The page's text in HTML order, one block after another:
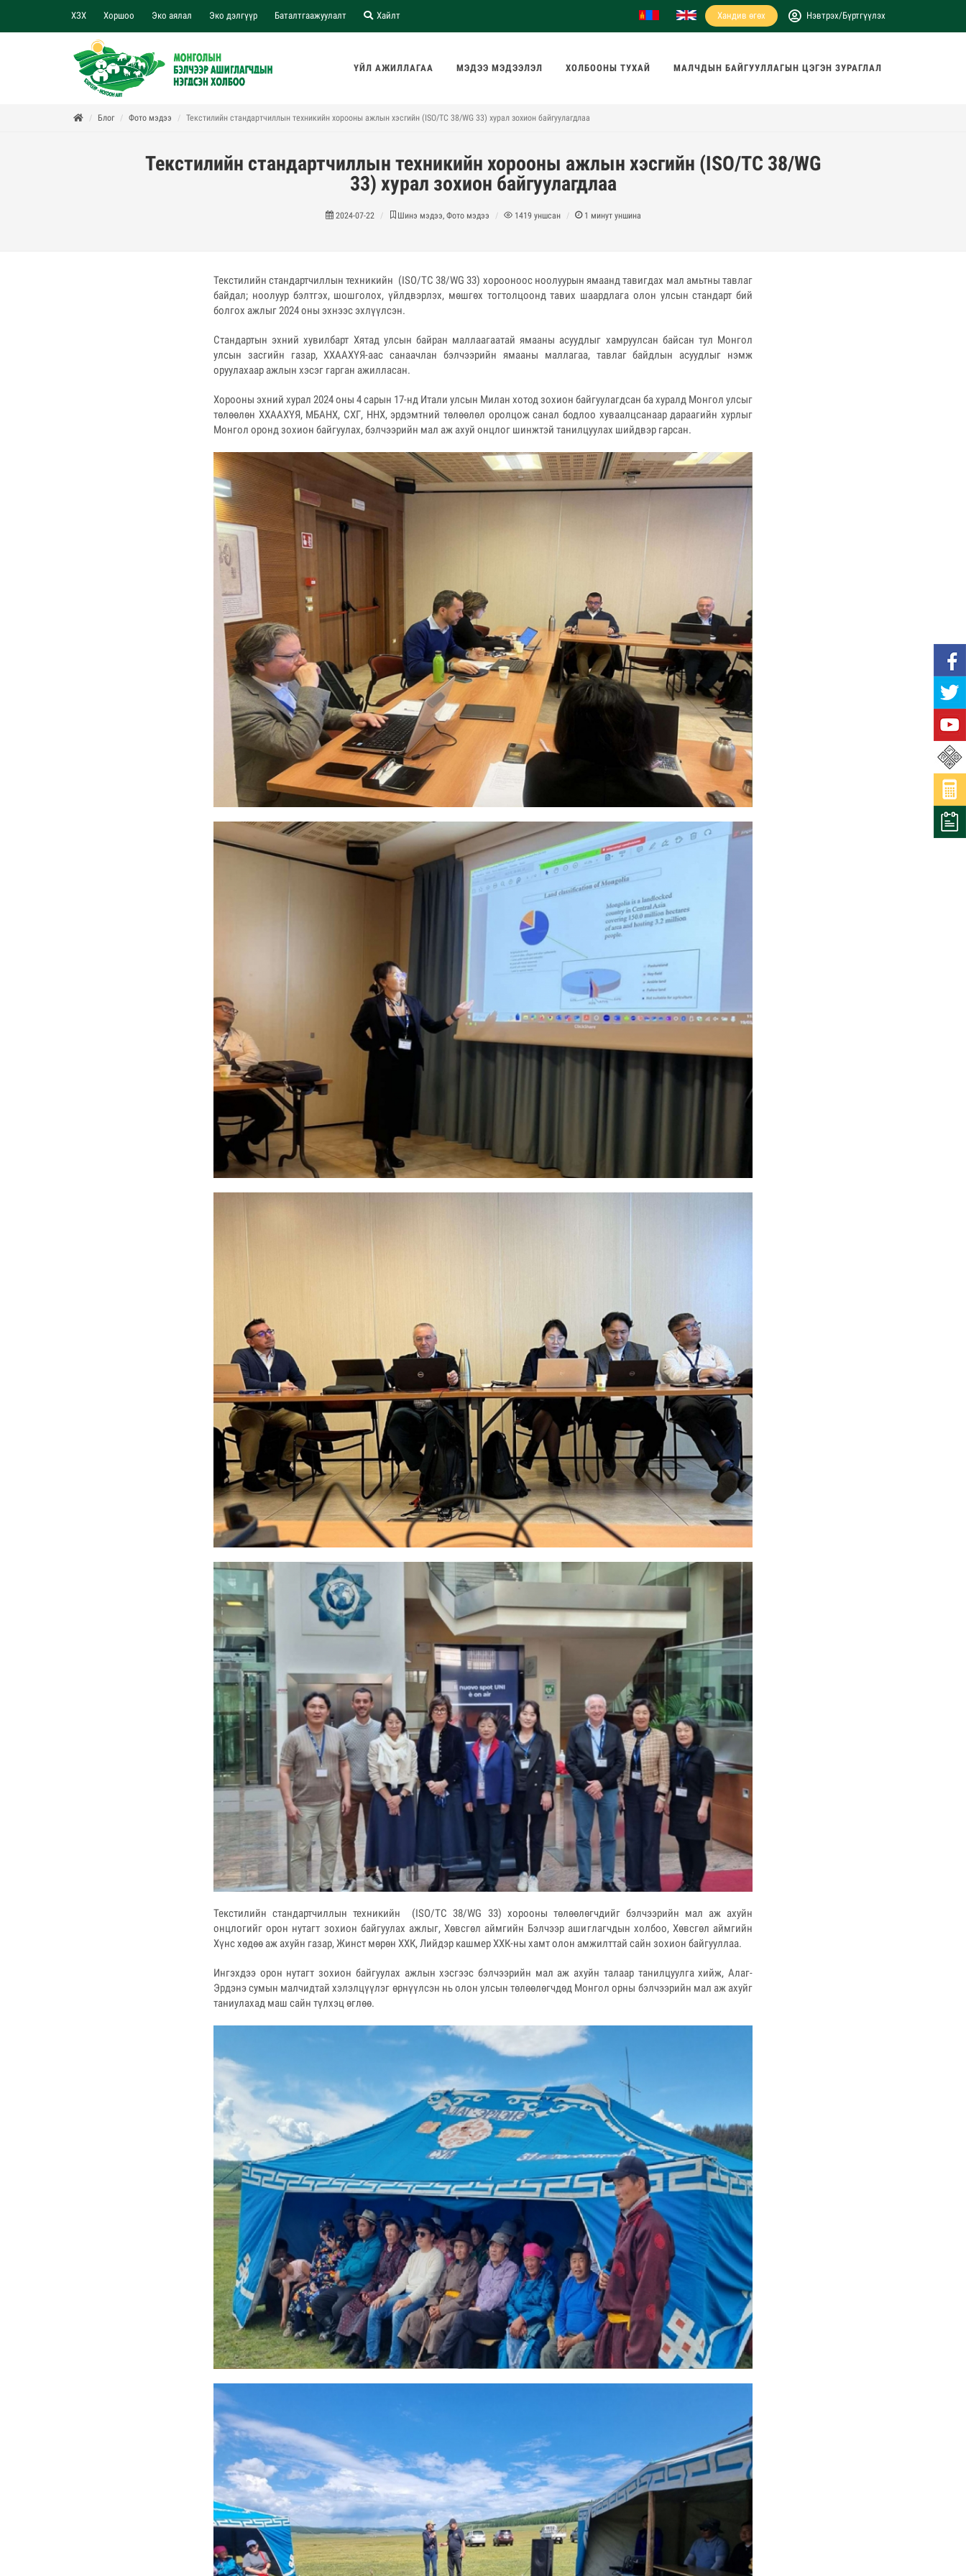
ХЗХ Хоршоо Эко аялал Эко дэлгүүр Баталтгаажуулалт Хайлт Хандив өгөх Нэвтрэх/Бүртгүүлэх
ҮЙЛ АЖИЛЛАГАА МЭДЭЭ МЭДЭЭЛЭЛ ХОЛБООНЫ ТУХАЙ МАЛЧДЫН БАЙГУУЛЛАГЫН ЦЭГЭН ЗУРАГЛАЛ
Блог Фото мэдээ Текстилийн стандартчиллын техникийн хорооны ажлын хэсгийн (ISO/TC 38/WG 33) хурал зохион байгуулагдлаа
Текстилийн стандартчиллын техникийн хорооны ажлын хэсгийн (ISO/TC 38/WG
33) хурал зохион байгуулагдлаа
2024-07-22 Шинэ мэдээ, Фото мэдээ 1419 уншсан 1 минут уншина
Текстилийн стандартчиллын техникийн (ISO/TC 38/WG 33) хорооноос ноолуурын ямаанд тавигдах мал амьтны тавлаг
байдал; ноолуур бэлтгэх, шошголох, үйлдвэрлэх, мөшгөх тогтолцоонд тавих шаардлага олон улсын стандарт бий
болгох ажлыг 2024 оны эхнээс эхлүүлсэн.
Стандартын эхний хувилбарт Хятад улсын байран маллаагаатай ямааны асуудлыг хамруулсан байсан тул Монгол
улсын засгийн газар, ХХААХҮЯ-аас санаачлан бэлчээрийн ямааны маллагаа, тавлаг байдлын асуудлыг нэмж
оруулахаар ажлын хэсэг гарган ажилласан.
Хорооны эхний хурал 2024 оны 4 сарын 17-нд Итали улсын Милан хотод зохион байгуулагдсан ба хуралд Монгол улсыг
төлөөлөн ХХААХҮЯ, МБАНХ, СХГ, ННХ, эрдэмтний төлөөлөл оролцож санал бодлоо хуваалцсанаар дараагийн хурлыг
Монгол оронд зохион байгуулах, бэлчээрийн мал аж ахуй онцлог шинжтэй танилцуулах шийдвэр гарсан.
Текстилийн стандартчиллын техникийн (ISO/TC 38/WG 33) хорооны төлөөлөгчдийг бэлчээрийн мал аж ахуйн
онцлогийг орон нутагт зохион байгуулах ажлыг, Хөвсгөл аймгийн Бэлчээр ашиглагчдын холбоо, Хөвсгөл аймгийн
Хүнс хөдөө аж ахуйн газар, Жинст мөрөн ХХК, Лийдэр кашмер ХХК-ны хамт олон амжилттай сайн зохион байгууллаа.
Ингэхдээ орон нутагт зохион байгуулах ажлын хэсгээс бэлчээрийн мал аж ахуйн талаар танилцуулга хийж, Алаг-
Эрдэнэ сумын малчидтай хэлэлцүүлэг өрнүүлсэн нь олон улсын төлөөлөгчдөд Монгол орны бэлчээрийн мал аж ахуйг
таниулахад маш сайн түлхэц өглөө.